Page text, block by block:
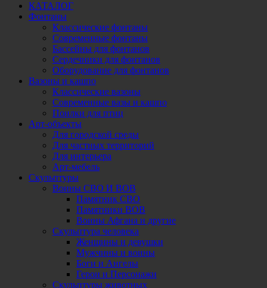
КАТАЛОГ
Фонтаны
Классические фонтаны
Современные фонтаны
Бассейны для фонтанов
Сердечники для фонтанов
Оборудование для фонтанов
Вазоны и кашпо
Классические вазоны
Современные вазы и кашпо
Поилки для птиц
Арт-объекты
Для городской среды
Для частных территорий
Для интерьера
Арт-мебель
Скульптуры
Воины СВО И ВОВ
Памятник СВО
Памятники ВОВ
Воины Афгана и другие
Скульптура человека
Женщины и девушки
Мужчины и воины
Боги и Ангелы
Герои и Персонажи
Скульптуры животных